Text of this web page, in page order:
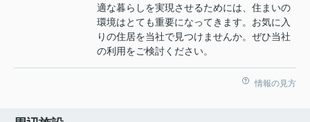
適な暮らしを実現させるためには、住まいの
環境はとても重要になってきます。お気に入
りの住居を当社で見つけませんか。ぜひ当社
の利用をご検討ください。
情報の見方